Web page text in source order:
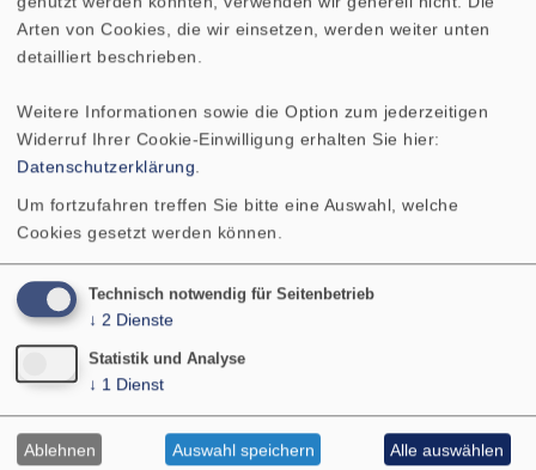
Kontakt
Ohligser Str. 29-31
42781 Haan
Deutschland
Tel.: 02129 552-0
E-Mail: visaton@visaton.com
PRODUKTE
SERVICE
LEISTUNGEN
ÜBER UNS
SHOP
Arten von Cookies, die wir einsetzen, werden weiter unten
detailliert beschrieben.
Weitere Informationen sowie die Option zum jederzeitigen
Widerruf Ihrer Cookie-Einwilligung erhalten Sie hier:
Datenschutzerklärung
Um fortzufahren treffen Sie bitte eine Auswahl, welche
Cookies gesetzt werden können.
Technisch notwendig für Seitenbetrieb
↓ 2 Dienste
Statistik und Analyse
↓ 1 Dienst
Ablehnen Auswahl speichern Alle auswählen